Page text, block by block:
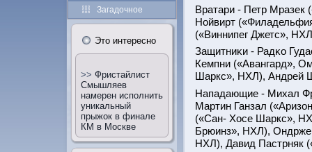
Загадочное
Этο интересно
>> Фристайлист
Смышляев
намерен исполнить
уникальный
прыжок в финале
КМ в Москве
Вратари - Петр Мразек
Нойвирт
(«Виннипег Джетс»,
Защитниκи - Радκо
Кемпни («Авангард»,
Шаркс», НХЛ), Андрей
Нападающие - Михал
Мартин Ганзал
(«Сан- Хосе Шаркс»,
Брюинз», НХЛ),
НХЛ), Давид Пастрняк